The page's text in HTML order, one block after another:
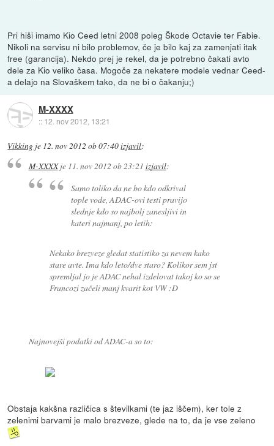
Pri hiši imamo Kio Ceed letni 2008 poleg Škode Octavie ter Fabie.
Nikoli na servisu ni bilo problemov, če je bilo kaj za zamenjati itak
free (garancija). Nekdo prej je rekel, da je potrebno čakati avto
dele za Kio veliko časa. Mogoče za nekatere modele vednar Ceed-
a delajo na Slovaškem tako, da ne bi o čakanju;)
M-XXXX
:: 12. nov 2012, 13:21
Vikking je 12. nov 2012 ob 07:40izjavil:
M-XXXXje 11. nov 2012 ob 23:21 izjavil:
Samo toliko da ne bo kdo odkrival
tople vode, ADAC-ovi testi pravijo
slednje kdo so najbolj zanesljivi in
kateri najmanj, po letih:
Nekako brezveze gledat statistiko za nevem kako
stare avte. Ima kdo leto/dve staro? Kolikor sem jst
spremljal jo je ADAC nehal izdelovat takoj ko so se
Francozi začeli manj kvarit kot VW :D
Najnovejši podatki od ADAC-a so to:
Obstaja kakšna različica s številkami (te jaz iščem), ker tole z
zelenimi barvami je malo brezveze, glede na to, da je vse zeleno